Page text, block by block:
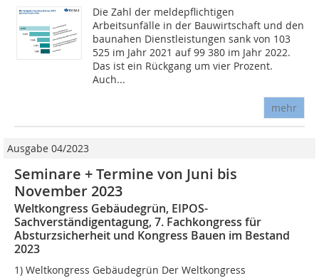
Die Zahl der meldepflichtigen
Arbeitsunfälle in der Bauwirtschaft und den
baunahen Dienstleistungen sank von 103
525 im Jahr 2021 auf 99 380 im Jahr 2022.
Das ist ein Rückgang um vier Prozent.
Auch...
mehr
Ausgabe 04/2023
Seminare + Termine von Juni bis
November 2023
Weltkongress Gebäudegrün, EIPOS-
Sachverständigentagung, 7. Fachkongress für
Absturzsicherheit und Kongress Bauen im Bestand
2023
1) Weltkongress Gebäudegrün Der Weltkongress